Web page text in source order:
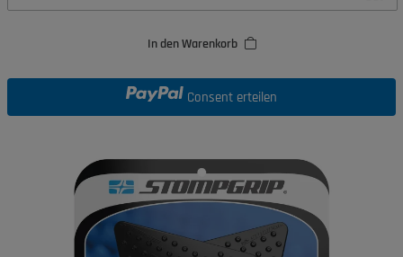
In den Warenkorb
Consent erteilen